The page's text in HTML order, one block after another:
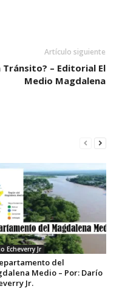
Artículo siguiente
Tránsito? – Editorial El
Medio Magdalena
Echeverry Jr
del
Medio – Por: Darío
Jr.